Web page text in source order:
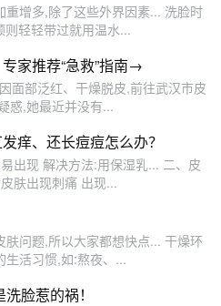
增多,除了这些外界因素... 洗脸时
轻轻带过就用温水...
家推荐“急救”指南→
面部泛红、干燥脱皮,前往武汉市皮
惑,她最近并没有...
痒、还长痘痘怎么办？
出现 解决方法:用保湿乳... 二、皮
肤出现刺痛 出现...
问题,所以大家都想快点... 干燥环
生活习惯,如:熬夜、...
脸惹的祸！